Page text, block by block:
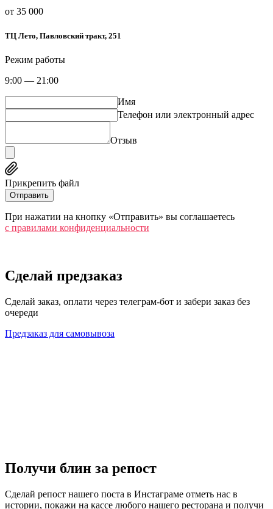
от 35 000
​ТЦ Лето​, Павловский тракт, 251
Режим работы
9:00 — 21:00
Имя
Телефон или электронный адрес
Отзыв
Прикрепить файл
Отправить
При нажатии на кнопку «Отправить» вы соглашаетесь
c правилами конфиденциальности
Сделай предзаказ
Сделай заказ, оплати через телеграм-бот и забери заказ без
очереди
Предзаказ для самовывоза
Получи блин за репост
Сделай репост нашего поста в Инстаграме отметь нас в
истории, покажи на кассе любого нашего ресторана и получи